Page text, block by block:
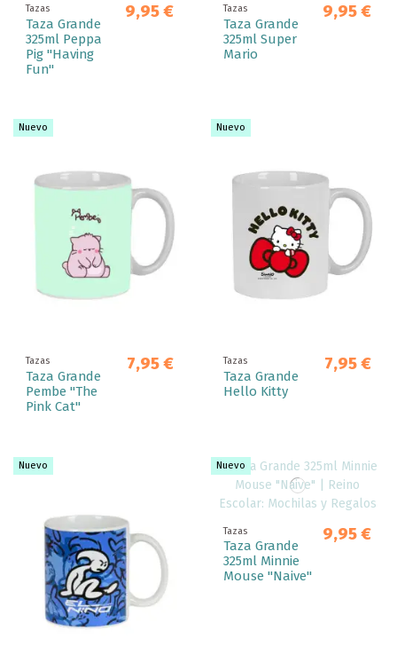
Tazas
Taza Grande
325ml Peppa
Pig "Having
Fun"
9,95 € Tazas
Taza Grande
325ml Super
Mario
9,95 €
Nuevo
Tazas
Taza Grande
Pembe "The
Pink Cat"
7,95 €
Nuevo
Tazas
Taza Grande
Hello Kitty
7,95 €
Nuevo Nuevo
Tazas
Taza Grande
325ml Minnie
Mouse "Naive"
9,95 €